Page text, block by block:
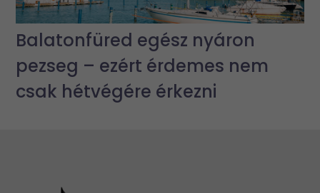
Balatonfüred egész nyáron
pezseg – ezért érdemes nem
csak hétvégére érkezni